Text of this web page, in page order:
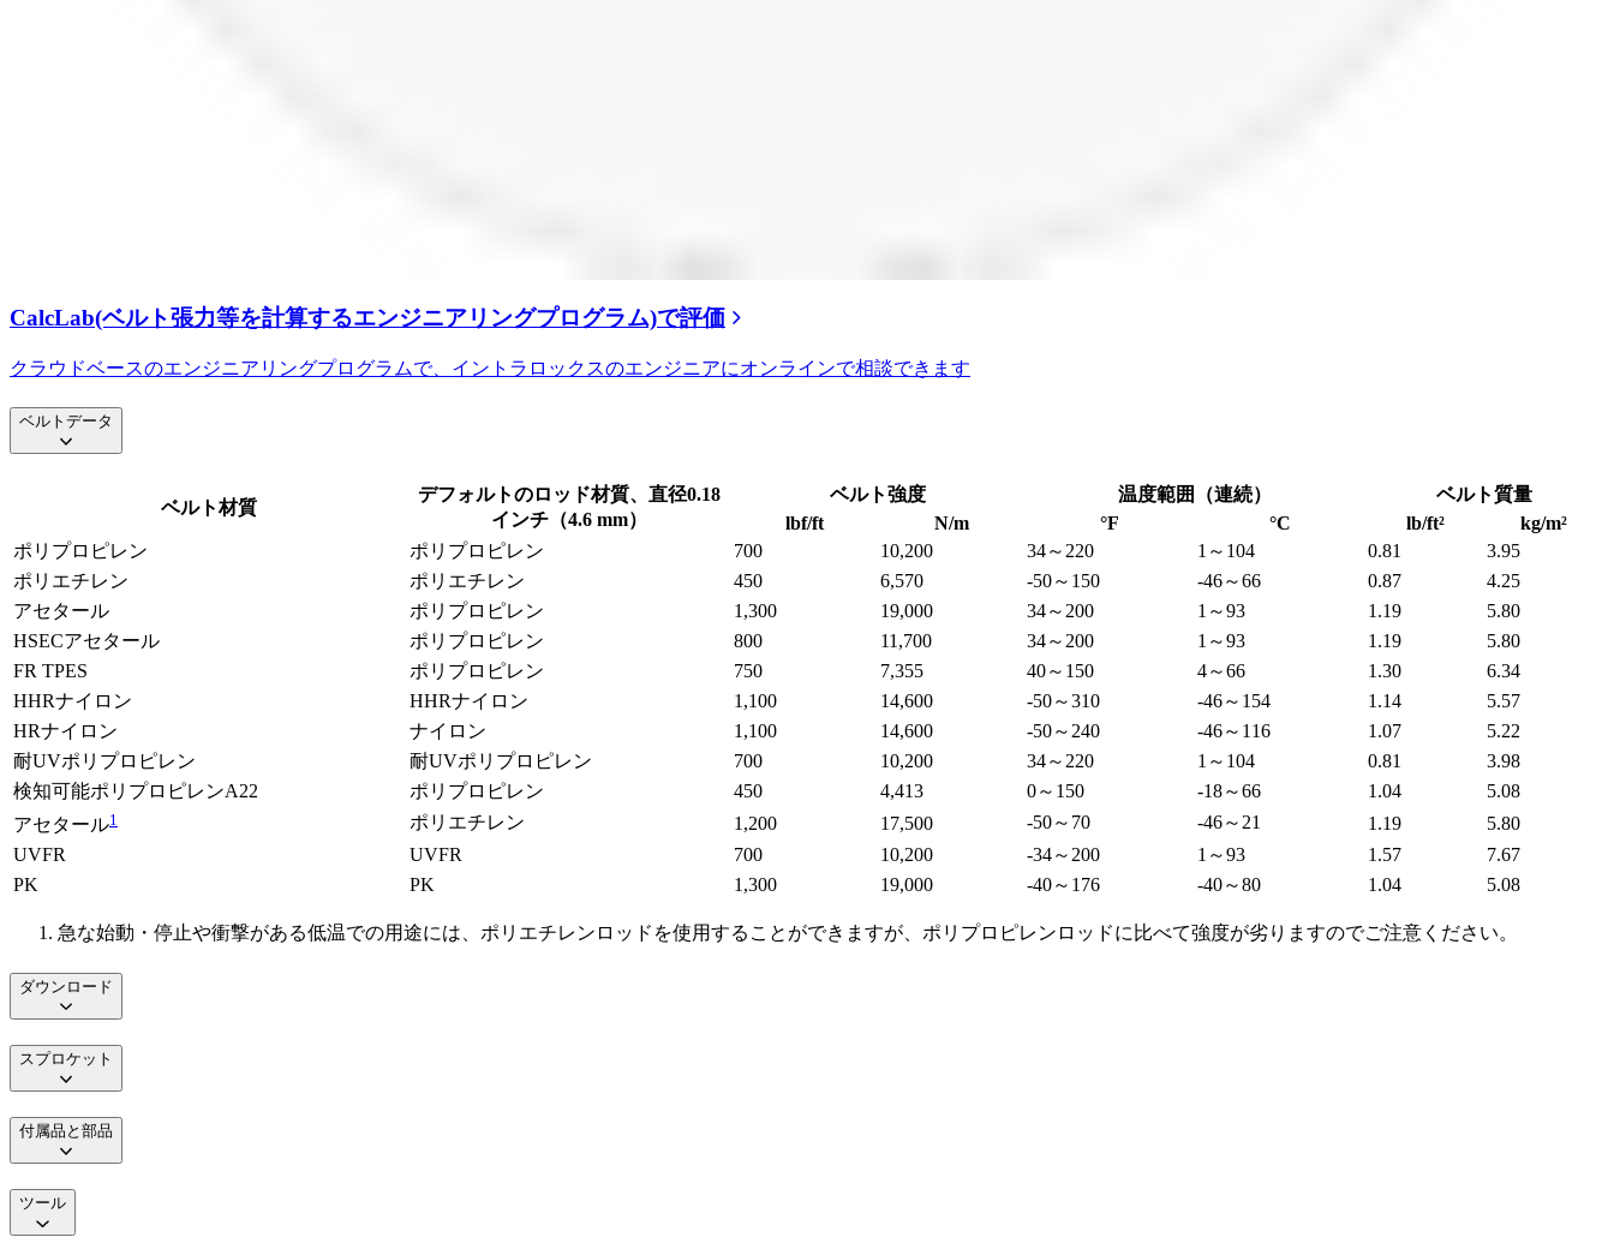
CalcLab(ベルト張力等を計算するエンジニアリングプログラム)で評価
クラウドベースのエンジニアリングプログラムで、イントラロックスのエンジニアにオンラインで相談できます
ベルトデータ
ベルト材質
デフォルトのロッド材質、直径0.18
インチ（4.6 mm）
ベルト強度 温度範囲（連続）
ベルト質量
lbf/ft
N/m °F °C lb/ft²
kg/m²
ポリプロピレン
ポリプロピレン 700 10,200 34～220 1～104 0.81
3.95
ポリエチレン
ポリエチレン 450 6,570 -50～150 -46～66 0.87
4.25
アセタール
ポリプロピレン 1,300 19,000 34～200 1～93 1.19
5.80
HSECアセタール
ポリプロピレン 800 11,700 34～200 1～93 1.19
5.80
FR TPES
ポリプロピレン 750 7,355 40～150 4～66 1.30
6.34
HHRナイロン
HHRナイロン 1,100 14,600 -50～310 -46～154 1.14
5.57
HRナイロン
ナイロン 1,100 14,600 -50～240 -46～116 1.07
5.22
耐UVポリプロピレン
耐UVポリプロピレン 700 10,200 34～220 1～104 0.81
3.98
検知可能ポリプロピレンA22
ポリプロピレン 450 4,413 0～150 -18～66 1.04
5.08
アセタール1 ポリエチレン 1,200 17,500 -50～70 -46～21 1.19
5.80
UVFR
UVFR 700 10,200 -34～200 1～93 1.57
7.67
PK
PK 1,300 19,000 -40～176 -40～80 1.04 5.08
急な始動・停止や衝撃がある低温での用途には、ポリエチレンロッドを使用することができますが、ポリプロピレンロッドに比べて強度が劣りますのでご注意ください。
ダウンロード
スプロケット
付属品と部品
ツール